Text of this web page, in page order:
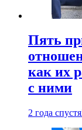
Пять
как их
с ними
2 года спустя